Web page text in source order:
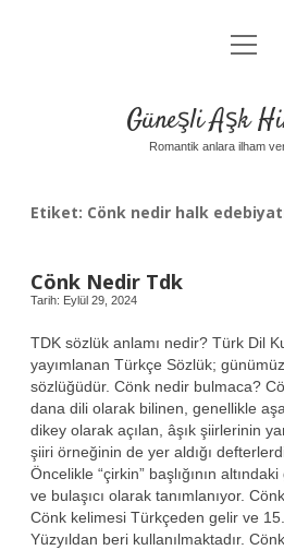
Anasayfa
Yasal Uyarı
menüyü
aç
Güneşli Aşk
Romantik anlara ilham
Etiket: Cönk nedir halk
Cönk Nedir Tdk
Tarih: Eylül 29, 2024
TDK sözlük anlamı nedir? Türk Dil
yayımlanan Türkçe Sözlük;
sözlüğüdür. Cönk nedir bulmaca?
dana dili olarak bilinen, genellikle
dikey olarak açılan, âşık şiirlerinin
şiiri örneğinin de yer aldığı
Öncelikle “çirkin” başlığının
ve bulaşıcı olarak tanımlanıyor.
Cönk kelimesi Türkçeden gelir ve 15.
Yüzyıldan beri kullanılmaktadır.